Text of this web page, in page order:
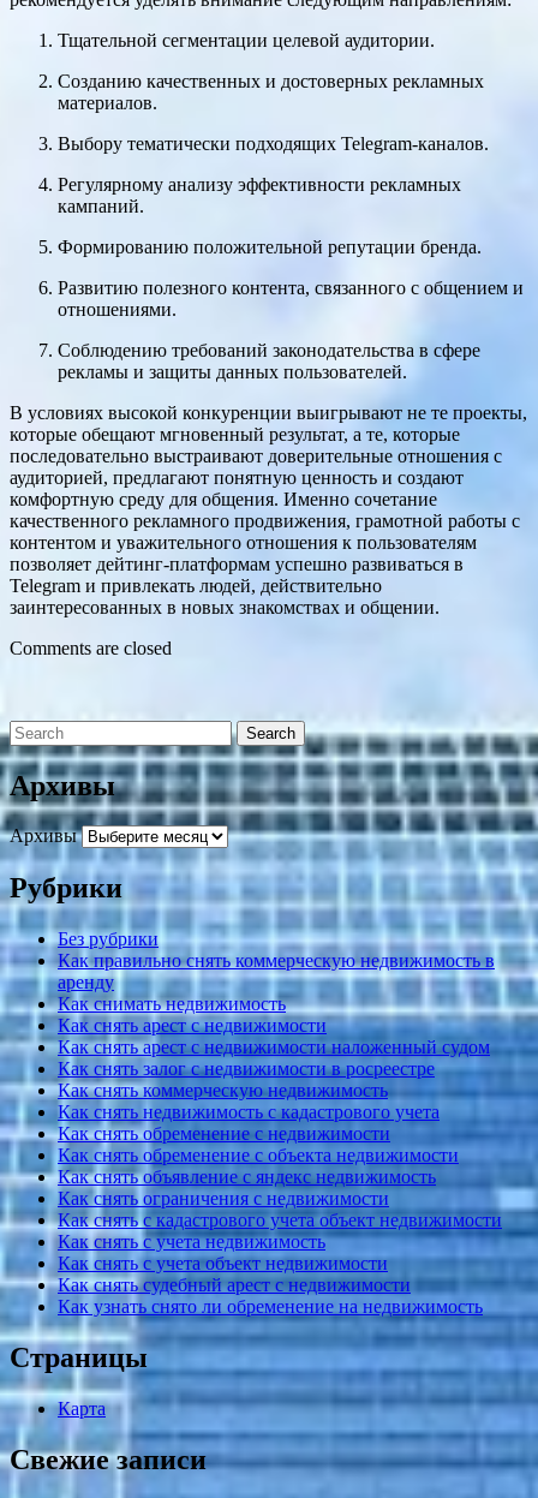
Тщательной сегментации целевой аудитории.
Созданию качественных и достоверных рекламных
материалов.
Выбору тематически подходящих Telegram-каналов.
Регулярному анализу эффективности рекламных
кампаний.
Формированию положительной репутации бренда.
Развитию полезного контента, связанного с общением и
отношениями.
Соблюдению требований законодательства в сфере
рекламы и защиты данных пользователей.
В условиях высокой конкуренции выигрывают не те проекты,
которые обещают мгновенный результат, а те, которые
последовательно выстраивают доверительные отношения с
аудиторией, предлагают понятную ценность и создают
комфортную среду для общения. Именно сочетание
качественного рекламного продвижения, грамотной работы с
контентом и уважительного отношения к пользователям
позволяет дейтинг-платформам успешно развиваться в
Telegram и привлекать людей, действительно
заинтересованных в новых знакомствах и общении.
Comments are closed
Архивы
Архивы
Рубрики
Без рубрики
Как правильно снять коммерческую недвижимость в
аренду
Как снимать недвижимость
Как снять арест с недвижимости
Как снять арест с недвижимости наложенный судом
Как снять залог с недвижимости в росреестре
Как снять коммерческую недвижимость
Как снять недвижимость с кадастрового учета
Как снять обременение с недвижимости
Как снять обременение с объекта недвижимости
Как снять объявление с яндекс недвижимость
Как снять ограничения с недвижимости
Как снять с кадастрового учета объект недвижимости
Как снять с учета недвижимость
Как снять с учета объект недвижимости
Как снять судебный арест с недвижимости
Как узнать снято ли обременение на недвижимость
Страницы
Карта
Свежие записи